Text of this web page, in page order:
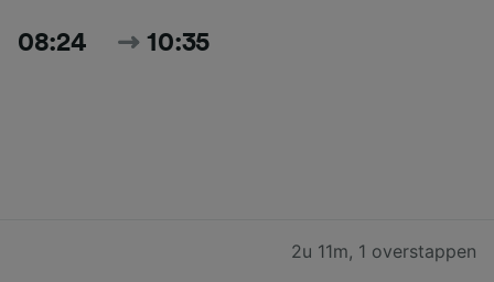
08:24 10:35
2u 11m, 1 overstappen